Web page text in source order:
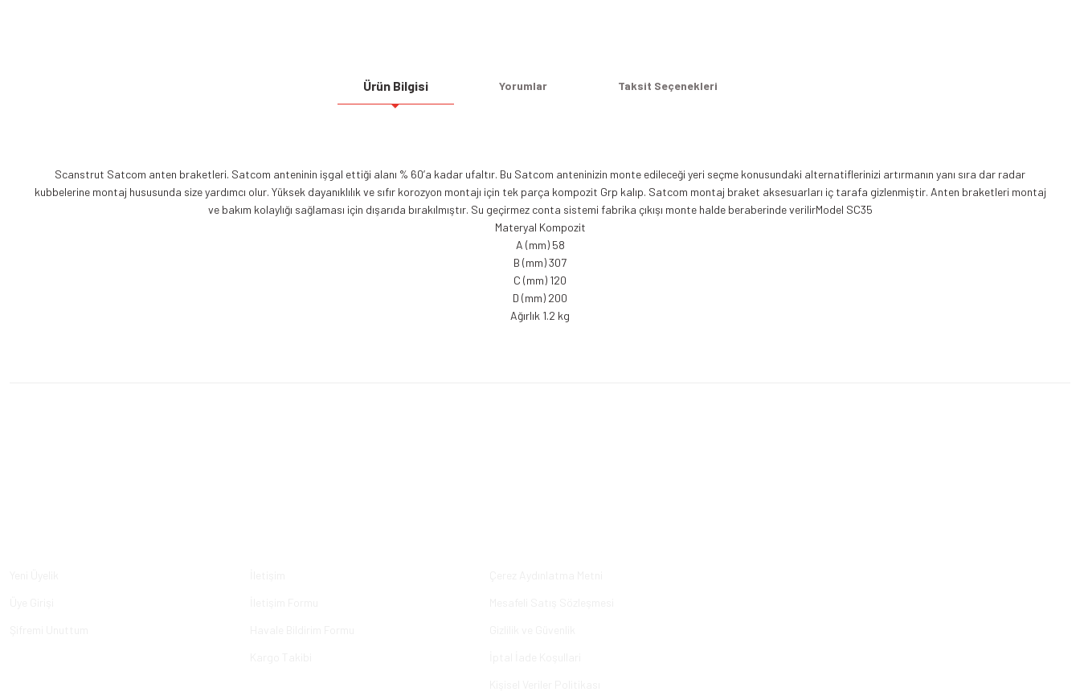
Ürün Bilgisi Yorumlar Taksit Seçenekleri
Scanstrut Satcom anten braketleri. Satcom anteninin işgal ettiği alanı % 60’a kadar ufaltır. Bu Satcom anteninizin monte edileceği yeri seçme konusundaki alternatiflerinizi artırmanın yanı sıra dar radar
kubbelerine montaj hususunda size yardımcı olur. Yüksek dayanıklılık ve sıfır korozyon montajı için tek parça kompozit Grp kalıp. Satcom montaj braket aksesuarları iç tarafa gizlenmiştir. Anten braketleri montaj
ve bakım kolaylığı sağlaması için dışarıda bırakılmıştır. Su geçirmez conta sistemi fabrika çıkışı monte halde beraberinde verilirModel SC35
Materyal Kompozit
A (mm) 58
B (mm) 307
C (mm) 120
D (mm) 200
Ağırlık 1.2 kg